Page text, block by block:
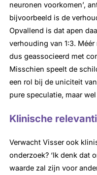
neuronen voorkomen’,
bijvoorbeeld is de
Opvallend is dat apen
verhouding van 1:3.
dus geassocieerd met
Misschien speelt de
een rol bij de uniciteit
pure speculatie, maar wel
Klinische
Verwacht Visser ook
onderzoek? ‘Ik denk dat
waarde zal zijn voor